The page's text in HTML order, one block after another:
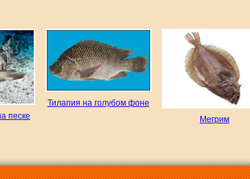
песке
Тилапия на голубом фоне
Мегрим